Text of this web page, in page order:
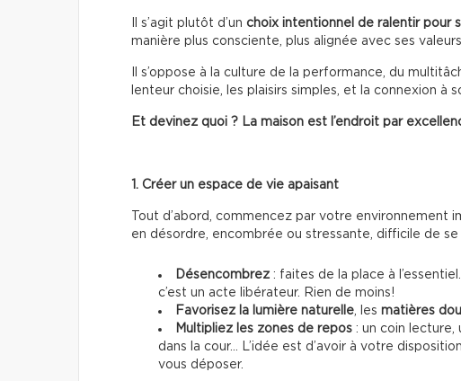
Il s’agit plutôt d’un choix intentionnel de ralentir pour
manière plus consciente, plus alignée avec ses
Il s’oppose à la culture de la performance, du
lenteur choisie, les plaisirs simples, et la connexion à
Et devinez quoi ? La maison est l’endroit par
1. Créer un espace de vie apaisant
Tout d’abord, commencez par votre environnement
en désordre, encombrée ou stressante, difficile de se
Désencombrez : faites de la place à
c’est un acte libérateur. Rien de moins!
Favorisez la lumière naturelle, les matières
Multipliez les zones de repos : un coin lecture,
dans la cour… L’idée est d’avoir à votre
vous déposer.